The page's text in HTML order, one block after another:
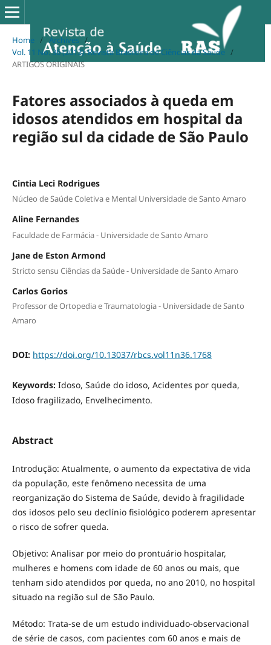
Home / Archives /
Vol. 11 No. 36 (2013): Revista Brasileira de Ciências da Saúde /
ARTIGOS ORIGINAIS
Fatores associados à queda em
idosos atendidos em hospital da
região sul da cidade de São Paulo
Cintia Leci Rodrigues
Núcleo de Saúde Coletiva e Mental Universidade de Santo Amaro
Aline Fernandes
Faculdade de Farmácia - Universidade de Santo Amaro
Jane de Eston Armond
Stricto sensu Ciências da Saúde - Universidade de Santo Amaro
Carlos Gorios
Professor de Ortopedia e Traumatologia - Universidade de Santo
Amaro
DOI: https://doi.org/10.13037/rbcs.vol11n36.1768
Keywords: Idoso, Saúde do idoso, Acidentes por queda,
Idoso fragilizado, Envelhecimento.
Abstract
Introdução: Atualmente, o aumento da expectativa de vida
da população, este fenômeno necessita de uma
reorganização do Sistema de Saúde, devido à fragilidade
dos idosos pelo seu declínio fisiológico poderem apresentar
o risco de sofrer queda.
Objetivo: Analisar por meio do prontuário hospitalar,
mulheres e homens com idade de 60 anos ou mais, que
tenham sido atendidos por queda, no ano 2010, no hospital
situado na região sul de São Paulo.
Método: Trata-se de um estudo individuado-observacional
de série de casos, com pacientes com 60 anos e mais de